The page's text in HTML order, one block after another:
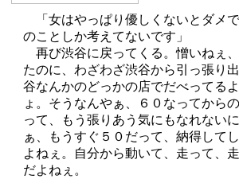
「女はやっぱり優しくないとダメ
のことしか考えてないです」
再び渋谷に戻ってくる。憎いねぇ
たのに、わざわざ渋谷から引っ張り
谷なんかのどっかの店でだべってる
ょ。そうなんやぁ、６０なってから
って、もう張りあう気にもなれない
ぁ、もうすぐ５０だって、納得して
よねぇ。自分から動いて、走って、
だよねぇ。